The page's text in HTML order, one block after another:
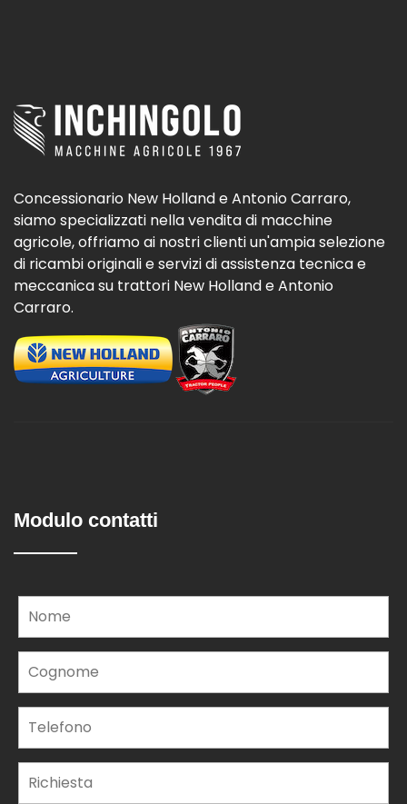
Concessionario New Holland e Antonio Carraro,
siamo specializzati nella vendita di macchine
agricole, offriamo ai nostri clienti un'ampia selezione
di ricambi originali e servizi di assistenza tecnica e
meccanica su trattori New Holland e Antonio
Carraro.
Modulo contatti